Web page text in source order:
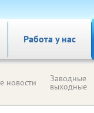
Работа у нас
новости Заводные
выходные